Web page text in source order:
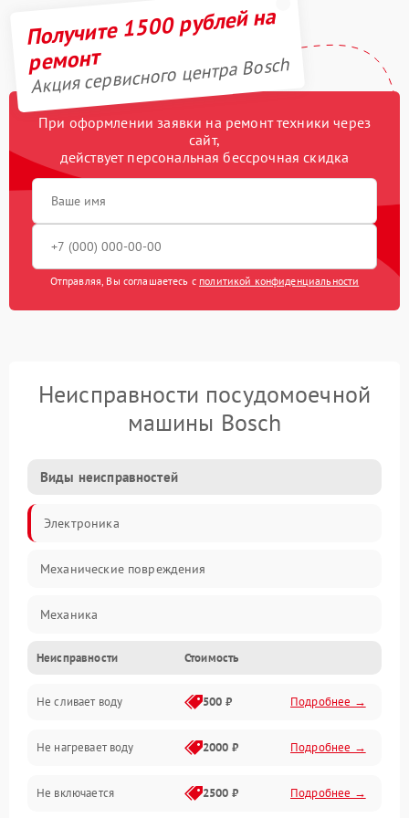
Получите 1500 рублей на
ремонт
Акция сервисного центра Bosch
При оформлении заявки на ремонт техники через
сайт,
действует персональная бессрочная скидка
Отправляя, Вы соглашаетесь с политикой конфиденциальности
Неисправности посудомоечной
машины Bosch
Виды неисправностей
Электроника
Механические повреждения
Механика
Управление
Электропитание
Датчики
Нагрев
Неисправности Стоимость
Не сливает воду 500 ₽ Подробнее →
Не нагревает воду 2000 ₽ Подробнее →
Не включается 2500 ₽ Подробнее →